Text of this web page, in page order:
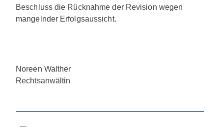
Beschluss die Rücknahme der Revision wegen
mangelnder Erfolgsaussicht.
Noreen Walther
Rechtsanwältin